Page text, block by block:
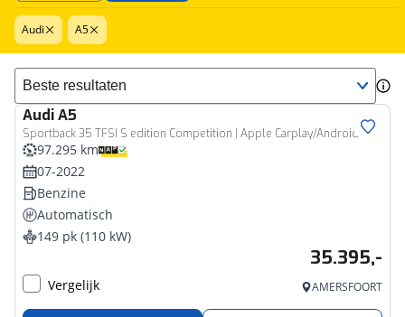
Audi A5
Sorteer resultaten
AudiA5
Sportback 35 TFSI S edition Competition | Apple Carplay/Android Auto | Stoelverwarming | Elek. Achterklep | keyless | Navi
97.295 km
07-2022
Benzine
Automatisch
149 pk (110 kW)
35.395,-
Vergelijk AMERSFOORT